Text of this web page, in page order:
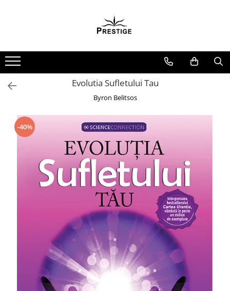
Noutati
Promotii
Pachete Speciale Carti
Arte Divinatorii
Astrologie
Chiromantie
Dezvoltare Spirituala
KidConnection
New Illuminati Files
Numerologie
Paranormal
Parapsihologie
Evolutia Sufletului Tau
Byron Belitsos
-40%